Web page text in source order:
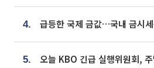
4. 급등한 국제 금값…국내 금시
5. 오늘 KBO 긴급 실행위원회,